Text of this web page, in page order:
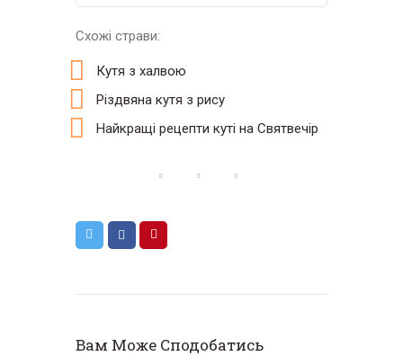
Схожі страви:
Кутя з халвою
Різдвяна кутя з рису
Найкращі рецепти куті на Святвечір
Вам Може Сподобатись